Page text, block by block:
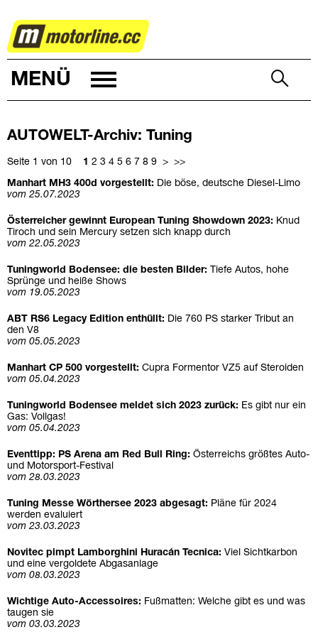
AUTOWELT
MENÜ
AUTOWELT-Archiv: Tuning
Seite 1 von 10 1 2 3 4 5 6 7 8 9 > >>
Manhart MH3 400d vorgestellt: Die böse, deutsche Diesel-Limo
vom 25.07.2023
Österreicher gewinnt European Tuning Showdown 2023: Knud
Tiroch und sein Mercury setzen sich knapp durch
vom 22.05.2023
Tuningworld Bodensee: die besten Bilder:
Tiefe Autos, hohe
Sprünge und heiße Shows
vom 19.05.2023
ABT RS6 Legacy Edition enthüllt: Die 760 PS starker Tribut an
den V8
vom 05.05.2023
Manhart CP 500 vorgestellt: Cupra Formentor VZ5 auf Steroiden
vom 05.04.2023
Tuningworld Bodensee meldet sich 2023 zurück: Es gibt nur ein
Gas: Vollgas!
vom 05.04.2023
Eventtipp: PS Arena am Red Bull Ring: Österreichs größtes Auto-
und Motorsport-Festival
vom 28.03.2023
Tuning Messe Wörthersee 2023 abgesagt: Pläne für 2024
werden evaluiert
vom 23.03.2023
Novitec pimpt Lamborghini Huracán Tecnica: Viel Sichtkarbon
und eine vergoldete Abgasanlage
vom 08.03.2023
Wichtige Auto-Accessoires: Fußmatten: Welche gibt es und was
taugen sie
vom 03.03.2023